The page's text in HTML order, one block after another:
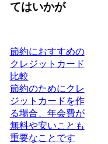
てはいかが
節約におすすめの
クレジットカード
比較
節約のためにクレ
ジットカードを作
る場合、年会費が
無料や安いことも
重要なことです